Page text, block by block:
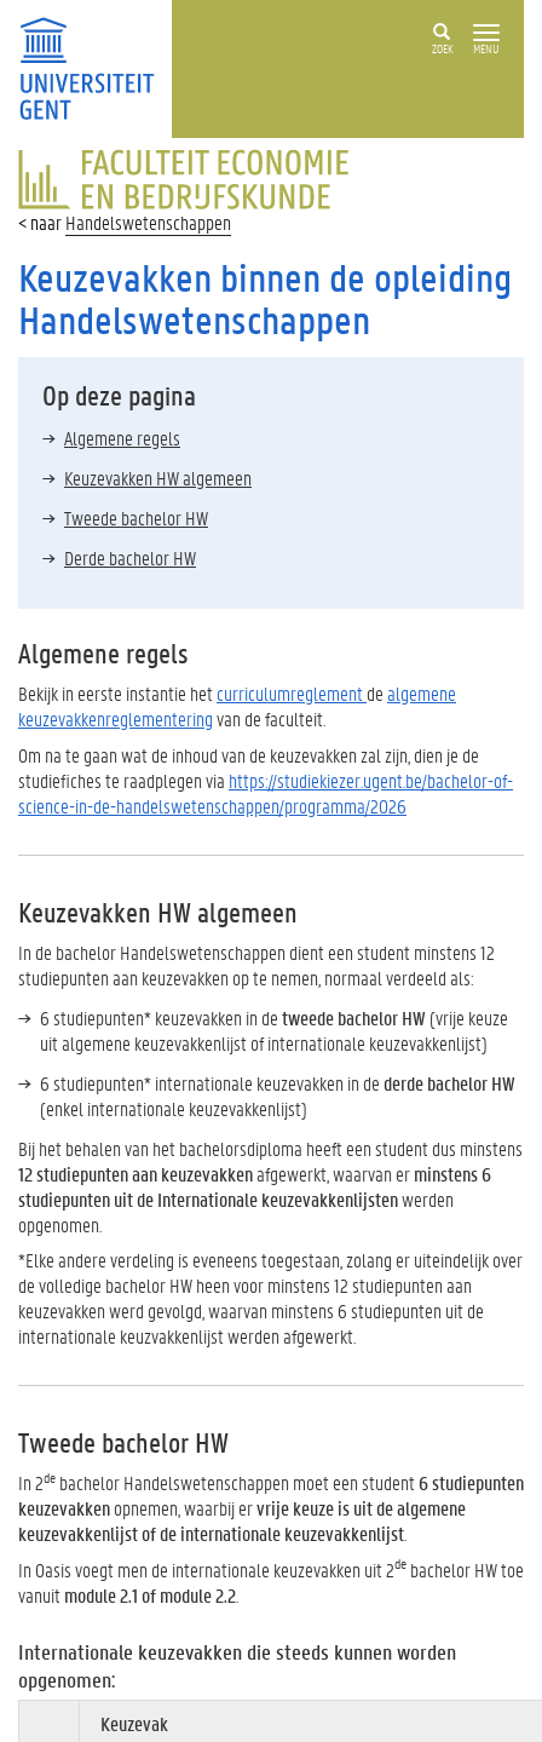
ZOEK MENU
FACULTEIT
ECONOMIE
EN
BEDRIJFSKUNDE
Handelswetenschappen
Keuzevakken binnen de opleiding
Handelswetenschappen
Op deze pagina
Algemene regels
Keuzevakken HW algemeen
Tweede bachelor HW
Derde bachelor HW
Algemene regels
Bekijk in eerste instantie hetcurriculumreglementdealgemene
keuzevakkenreglementeringvan de faculteit.
Om na te gaan wat de inhoud van de keuzevakken zal zijn, dien je de
studiefiches te raadplegen via https://studiekiezer.ugent.be/bachelor-of-
science-in-de-handelswetenschappen/programma/2026
Keuzevakken HW algemeen
In de bachelor Handelswetenschappen dient een student minstens 12
studiepunten aan keuzevakken op te nemen, normaal verdeeld als:
6 studiepunten* keuzevakken in detweede bachelor HW (vrije keuze
uit algemene keuzevakkenlijst of internationale keuzevakkenlijst)
6 studiepunten* internationale keuzevakken in dederde bachelor HW
(enkel internationale keuzevakkenlijst)
Bij het behalen van het bachelorsdiploma heeft een student dus minstens
12 studiepunten aan keuzevakkenafgewerkt, waarvan erminstens 6
studiepunten uit de Internationale keuzevakkenlijstenwerden
opgenomen.
*Elke andere verdeling is eveneens toegestaan, zolang er uiteindelijk over
de volledige bachelor HW heen voor minstens 12 studiepunten aan
keuzevakken werd gevolgd, waarvan minstens 6 studiepunten uit de
internationale keuzvakkenlijst werden afgewerkt.
Tweede bachelor HW
In 2de bachelor Handelswetenschappen moet een student6 studiepunten
keuzevakkenopnemen, waarbij ervrije keuze is uit de algemene
keuzevakkenlijst of de internationale keuzevakkenlijst
In Oasis voegt men de internationale keuzevakken uit 2de bachelor HW toe
vanuitmodule 2.1 of module 2.2
Internationale keuzevakken die steeds kunnen worden
opgenomen:
Keuzevak